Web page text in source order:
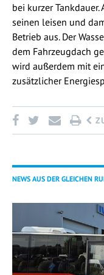
bei kurzer
seinen leisen und
Betrieb aus. Der
dem Fahrzeugdach
wird außerdem mit
zusätzlicher
NEWS AUS DER GLEICHEN